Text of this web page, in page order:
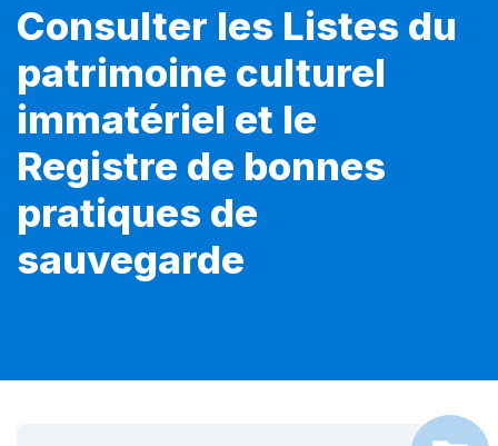
Consulter les Listes du
patrimoine culturel
immatériel et le
Registre de bonnes
pratiques de
sauvegarde